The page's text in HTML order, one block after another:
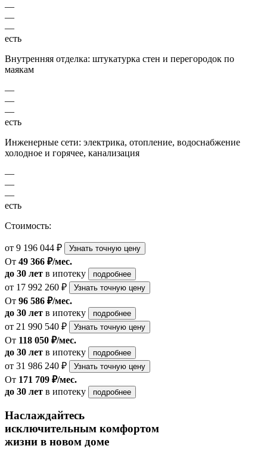
—
—
—
есть
Внутренняя отделка: штукатурка стен и перегородок по
маякам
—
—
—
есть
Инженерные сети: электрика, отопление, водоснабжение
холодное и горячее, канализация
—
—
—
есть
Стоимость:
от 9 196 044 ₽ Узнать точную цену
От 49 366 ₽/мес.
до 30 лет в ипотеку подробнее
от 17 992 260 ₽ Узнать точную цену
От 96 586 ₽/мес.
до 30 лет в ипотеку подробнее
от 21 990 540 ₽ Узнать точную цену
От 118 050 ₽/мес.
до 30 лет в ипотеку подробнее
от 31 986 240 ₽ Узнать точную цену
От 171 709 ₽/мес.
до 30 лет в ипотеку подробнее
Наслаждайтесь
исключительным комфортом
жизни в новом доме